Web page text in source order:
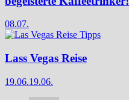
08.07.
Lass Vegas Reise
19.06.19.06.